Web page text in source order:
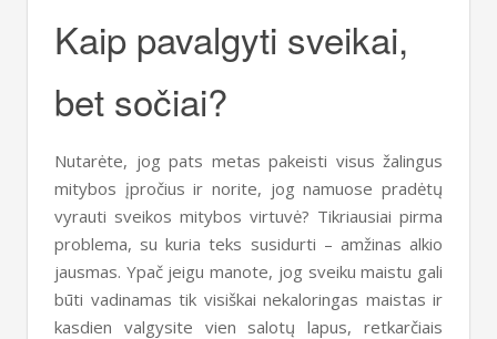
Kaip pavalgyti sveikai,
bet sočiai?
Nutarėte, jog pats metas pakeisti visus žalingus
mitybos įpročius ir norite, jog namuose pradėtų
vyrauti sveikos mitybos virtuvė? Tikriausiai pirma
problema, su kuria teks susidurti – amžinas alkio
jausmas. Ypač jeigu manote, jog sveiku maistu gali
būti vadinamas tik visiškai nekaloringas maistas ir
kasdien valgysite vien salotų lapus, retkarčiais